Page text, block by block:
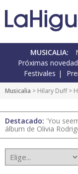
MUSICALIA:
Próximas
Festivales
Musicalia > Hilary Duff>
Destacado: 'You
álbum de Olivia